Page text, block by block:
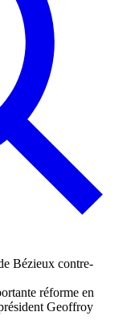
réforme en
Geoffroy